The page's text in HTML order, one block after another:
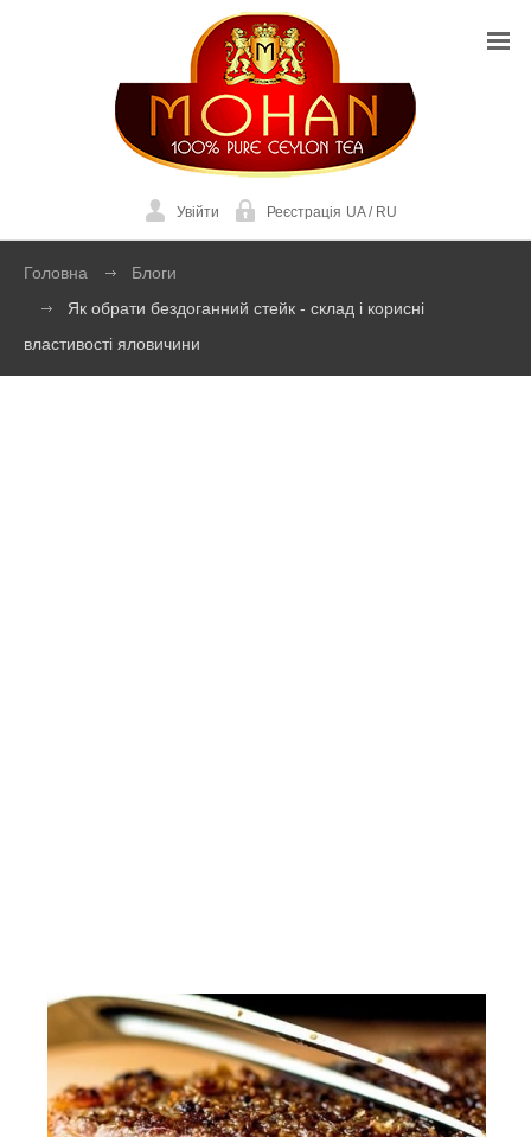
Увійти Реєстрація UA/RU
Головна
Блоги
Як обрати бездоганний стейк - склад і корисні
властивості яловичини